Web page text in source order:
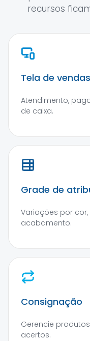
recursos
Tela de
Atendimento,
de caixa.
Grade de
Variações por
acabamento.
Consignação
Gerencie
acertos.